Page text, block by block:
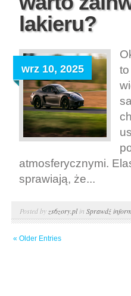
lakieru?
wrz 10, 2025
atmosferycznymi.
sprawiają, że...
Posted by zs6zory.plin Sprawdź
« Older Entries